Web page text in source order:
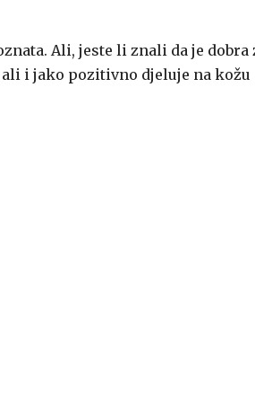
Ali, jeste li znali da je dobra
i jako pozitivno djeluje na kožu